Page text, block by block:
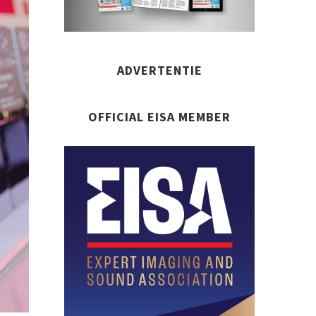
ADVERTENTIE
OFFICIAL EISA MEMBER